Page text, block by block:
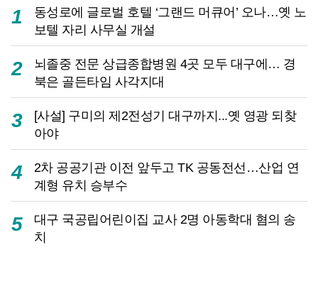
1
동성로에 글로벌 호텔 ‘그랜드 머큐어’ 오나…옛 노
보텔 자리 사무실 개설
2
뇌졸중 전문 상급종합병원 4곳 모두 대구에… 경
북은 골든타임 사각지대
3
[사설] 구미의 제2전성기 대구까지...옛 영광 되찾
아야
4
2차 공공기관 이전 앞두고 TK 공동전선…산업 연
계형 유치 승부수
5
대구 국공립어린이집 교사 2명 아동학대 혐의 송
치